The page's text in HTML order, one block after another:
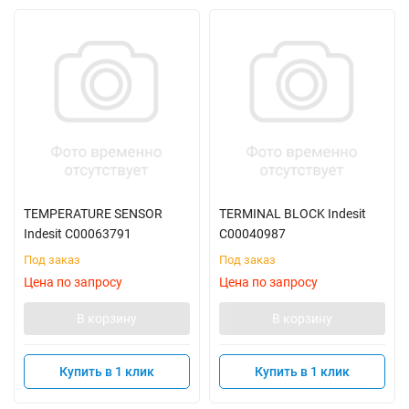
TEMPERATURE SENSOR
Indesit C00063791
Под заказ
Цена по запросу
В корзину
Купить в 1 клик
TERMINAL BLOCK Indesit
C00040987
Под заказ
Цена по запросу
В корзину
Купить в 1 клик